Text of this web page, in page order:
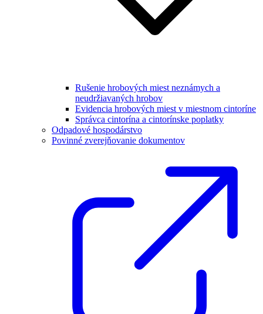
Rušenie hrobových miest neznámych a
neudržiavaných hrobov
Evidencia hrobových miest v miestnom cintoríne
Správca cintorína a cintorínske poplatky
Odpadové hospodárstvo
Povinné zverejňovanie dokumentov